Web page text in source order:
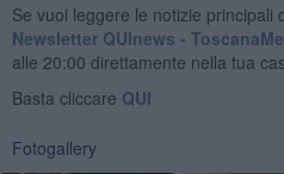
Se vuoi leggere le notizie principali
Newsletter QUInews -
alle 20:00 direttamente nella tua
Basta cliccare QUI
Fotogallery